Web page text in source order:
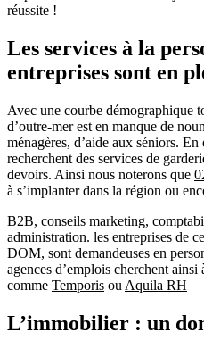
réussite !
Les services à la
entreprises sont en
Avec une courbe démographique
d’outre-mer est en manque de
ménagères, d’aide aux séniors.
recherchent des services de
devoirs. Ainsi nous noterons que
à s’implanter dans la région ou
B2B, conseils marketing,
administration. les entreprises de
DOM, sont demandeuses en
agences d’emplois cherchent
comme Temporis ou Aquila RH
L’immobilier : un